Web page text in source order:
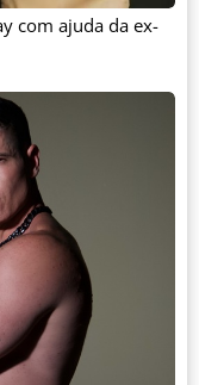
com ajuda da ex-